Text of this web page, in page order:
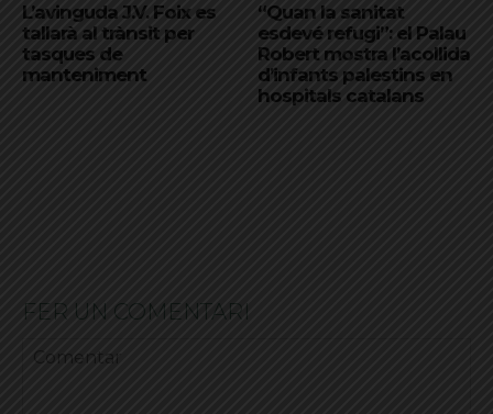
L’avinguda J.V. Foix es
tallarà al trànsit per
tasques de
manteniment
“Quan la sanitat
esdevé refugi”: el Palau
Robert mostra l’acollida
d’infants palestins en
hospitals catalans
FER UN COMENTARI